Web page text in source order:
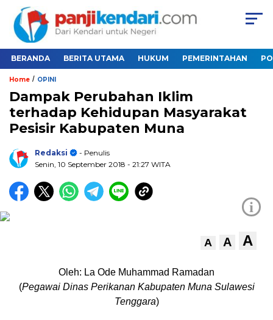
BERANDA BERITA UTAMA HUKUM PEMERINTAHAN
Home / OPINI
Dampak Perubahan Iklim
terhadap Kehidupan Masyarakat
Pesisir Kabupaten Muna
Redaksi
- Penulis
Senin, 10 September 2018 - 21:27 WITA
i
A A A
Oleh: La Ode Muhammad Ramadan
(Pegawai Dinas Perikanan Kabupaten Muna Sulawesi
Tenggara)